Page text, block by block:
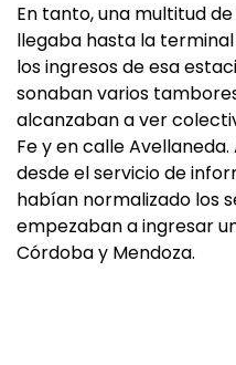
En tanto, una multitud
llegaba hasta la
los ingresos de esa
sonaban varios
alcanzaban a ver
Fe y en calle
desde el servicio de
habían normalizado los
empezaban a ingresar
Córdoba y Mendoza.